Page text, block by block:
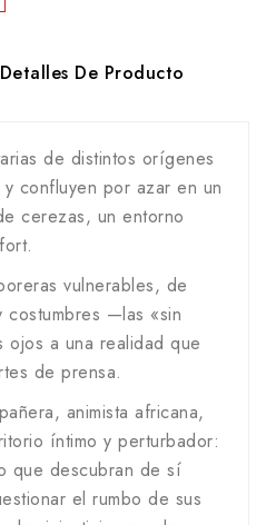
Detalles De Producto
de distintos orígenes
confluyen por azar en un
cerezas, un entorno
vulnerables, de
costumbres —las «sin
a una realidad que
de prensa.
animista africana,
íntimo y perturbador:
que descubran de sí
el rumbo de sus